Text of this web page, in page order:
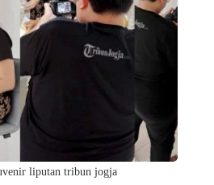
liputan tribun jogja